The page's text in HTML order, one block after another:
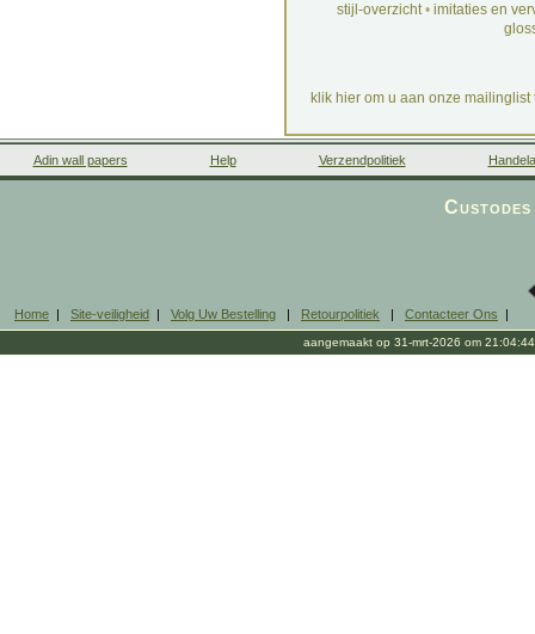
stijl-overzicht• imitaties en
klik hier om u aan onze mailinglist
Adin wall papers Help Verzendpolitiek
Home | Site-veiligheid | Volg Uw Bestelling | Retourpolitiek | Contacteer Ons |
aangemaakt op 31-mrt-2026 om